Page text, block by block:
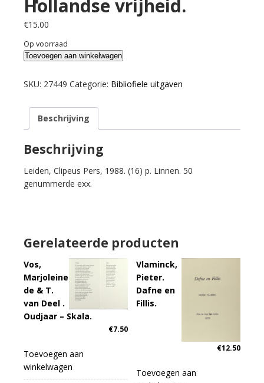
Hollandse vrijheid.
€15.00
Op voorraad
Vondel,
van
Haec
libertatis
ergo.
Papieren
geofferd
op
de
Hollandse
vrijheid.
aantal
Toevoegen aan winkelwagen
SKU: 27449 Categorie: Bibliofiele uitgaven
Beschrijving
Beschrijving
Leiden, Clipeus Pers, 1988. (16) p. Linnen. 50
genummerde exx.
Gerelateerde producten
Vos,
Marjoleine
de & T.
van Deel .
Oudjaar – Skala.
€7.50
Toevoegen aan
winkelwagen
Vlaminck,
Pieter.
Dafne en
Fillis.
€12.50
Toevoegen aan